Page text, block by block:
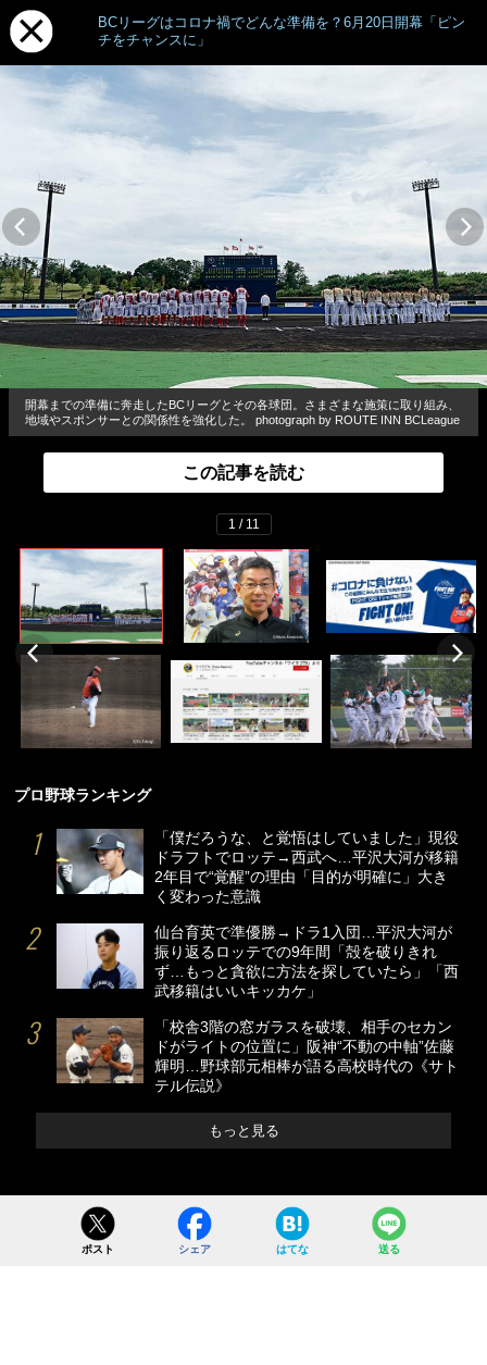
BCリーグはコロナ禍でどんな準備を？6月20日開幕「ピン
チをチャンスに」
開幕までの準備に奔走したBCリーグとその各球団。さまざまな施策に取り組み、
地域やスポンサーとの関係性を強化した。 photograph by ROUTE INN BCLeague
この記事を読む
1 / 11
プロ野球ランキング
「僕だろうな、と覚悟はしていました」現役
ドラフトでロッテ→西武へ…平沢大河が移籍
2年目で“覚醒”の理由「目的が明確に」大き
く変わった意識
仙台育英で準優勝→ドラ1入団…平沢大河が
振り返るロッテでの9年間「殻を破りきれ
ず…もっと貪欲に方法を探していたら」「西
武移籍はいいキッカケ」
「校舎3階の窓ガラスを破壊、相手のセカン
ドがライトの位置に」阪神“不動の中軸”佐藤
輝明…野球部元相棒が語る高校時代の《サト
テル伝説》
もっと見る
ポスト シェア はてな 送る